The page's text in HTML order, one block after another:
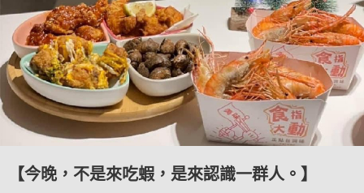
【今晚，不是來吃蝦，是來認識一群人。】